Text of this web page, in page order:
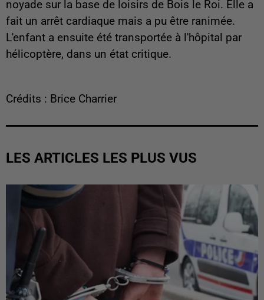
noyade sur la base de loisirs de Bois le Roi. Elle a
fait un arrêt cardiaque mais a pu être ranimée.
L'enfant a ensuite été transportée à l'hôpital par
hélicoptère, dans un état critique.
Crédits : Brice Charrier
LES ARTICLES LES PLUS VUS